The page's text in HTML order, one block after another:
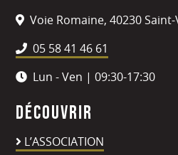
Voie Romaine, 40230
05 58 41 46 61
Lun - Ven | 09:30-17:30
Découvrir
L’ASSOCIATION